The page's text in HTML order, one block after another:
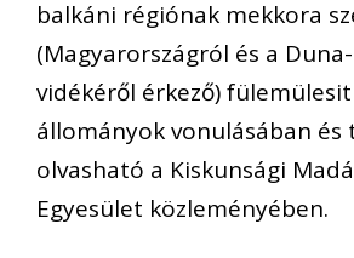
balkáni régiónak mekkora
(Magyarországról és a
vidékéről érkező)
állományok vonulásában és
olvasható a Kiskunsági
Egyesület közleményében.